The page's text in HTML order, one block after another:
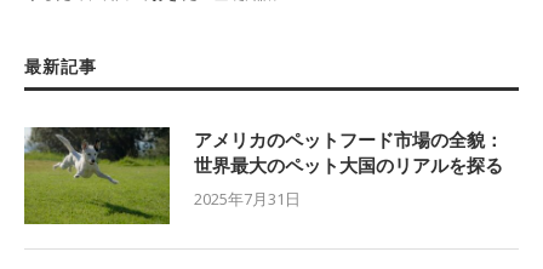
最新記事
アメリカのペットフード市場の全貌：
世界最大のペット大国のリアルを探る
2025年7月31日